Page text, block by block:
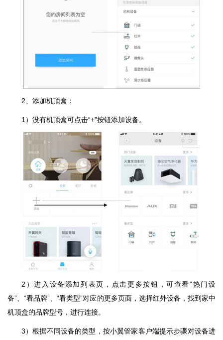
2、添加机顶盒：
1）没有机顶盒可点击“+”按钮添加设备。
2）进入设备添加列表页，点击更多按钮，可查看“热门设
备”、“看品牌”、“看类型”对应的更多页面，选择红外设备，找到家中
机顶盒的品牌型号，进行连接。
3）根据不同设备的类型，按小翼管家客户端提示步骤对设备进